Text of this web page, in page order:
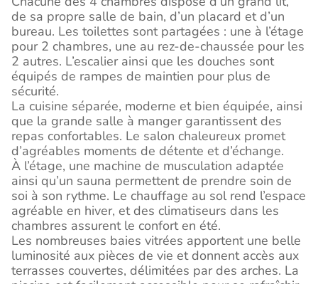
de sa propre salle de bain, d’un placard et d’un
bureau. Les toilettes sont partagées : une à l’étage
pour 2 chambres, une au rez-de-chaussée pour les
2 autres. L’escalier ainsi que les douches sont
équipés de rampes de maintien pour plus de
sécurité.
La cuisine séparée, moderne et bien équipée, ainsi
que la grande salle à manger garantissent des
repas confortables. Le salon chaleureux promet
d’agréables moments de détente et d’échange.
À l’étage, une machine de musculation adaptée
ainsi qu’un sauna permettent de prendre soin de
soi à son rythme. Le chauffage au sol rend l’espace
agréable en hiver, et des climatiseurs dans les
chambres assurent le confort en été.
Les nombreuses baies vitrées apportent une belle
luminosité aux pièces de vie et donnent accès aux
terrasses couvertes, délimitées par des arches. La